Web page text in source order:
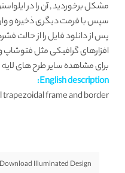
سپس با فرمت دیگری ذخیره و
پس از دانلود فایل را از حالت
افزارهای گرافیکی مثل
برای مشاهده سایر طرح های لایه
English description:
trapezoidal frame and border
Download Illuminated Design